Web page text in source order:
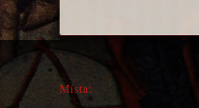
Místa: